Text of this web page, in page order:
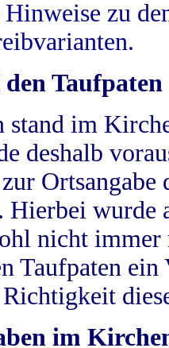
zu
Taufpaten
stand im
deshalb
Hierbei wurde
nicht
Taufpaten
im